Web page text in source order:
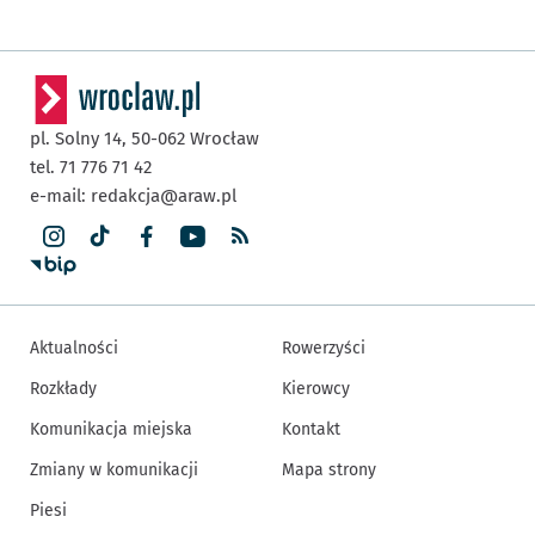
pl. Solny 14, 50-062 Wrocław
tel. 71 776 71 42
e-mail: redakcja@araw.pl
Aktualności
Rozkłady
Komunikacja miejska
Zmiany w komunikacji
Piesi
Rowerzyści
Kierowcy
Kontakt
Mapa strony